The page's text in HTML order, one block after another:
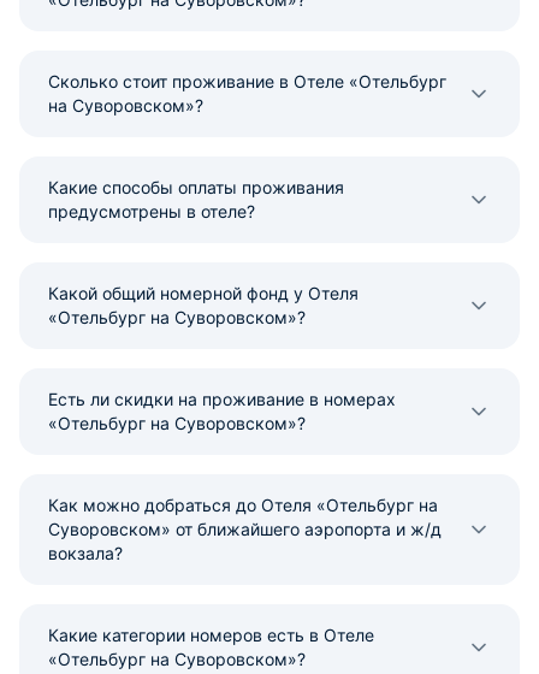
Сколько стоит проживание в Отеле «Отельбург
на Суворовском»?
Какие способы оплаты проживания
предусмотрены в отеле?
Какой общий номерной фонд у Отеля
«Отельбург на Суворовском»?
Есть ли скидки на проживание в номерах
«Отельбург на Суворовском»?
Как можно добраться до Отеля «Отельбург на
Суворовском» от ближайшего аэропорта и ж/д
вокзала?
Какие категории номеров есть в Отеле
«Отельбург на Суворовском»?